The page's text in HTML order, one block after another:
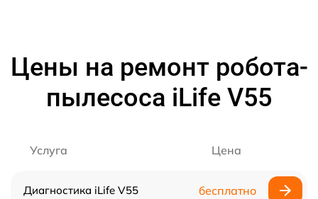
Цены на ремонт робота-
пылесоса iLife V55
Услуга Цена
Диагностика iLife V55 бесплатно